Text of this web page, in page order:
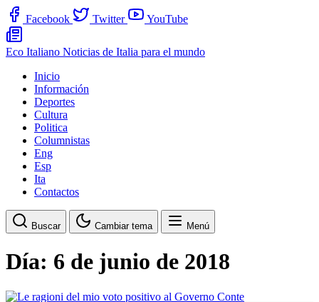
Facebook Twitter YouTube
Eco Italiano Noticias de Italia para el mundo
Inicio
Información
Deportes
Cultura
Politica
Columnistas
Eng
Esp
Ita
Contactos
Buscar Cambiar tema Menú
Día: 6 de junio de 2018